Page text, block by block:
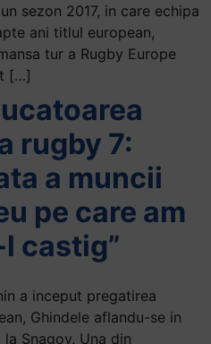
sezon 2017, in care echipa
ani titlul european,
tur a Rugby Europe
[…]
rugby 7:
a muncii
pe care am
castig”
a inceput pregatirea
Ghindele aflandu-se in
Snagov. Una din